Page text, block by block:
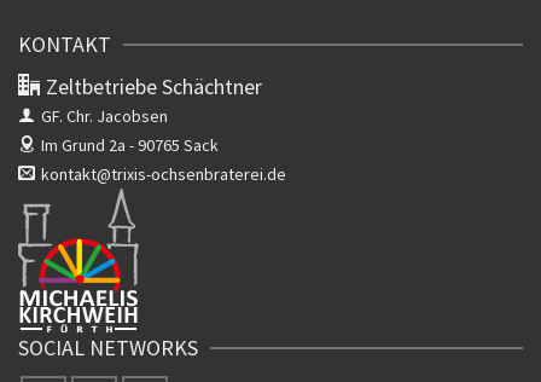
KONTAKT
Zeltbetriebe Schächtner
GF. Chr. Jacobsen
Im Grund 2a -90765 Sack
kontakt@trixis-ochsenbraterei.de
SOCIAL NETWORKS